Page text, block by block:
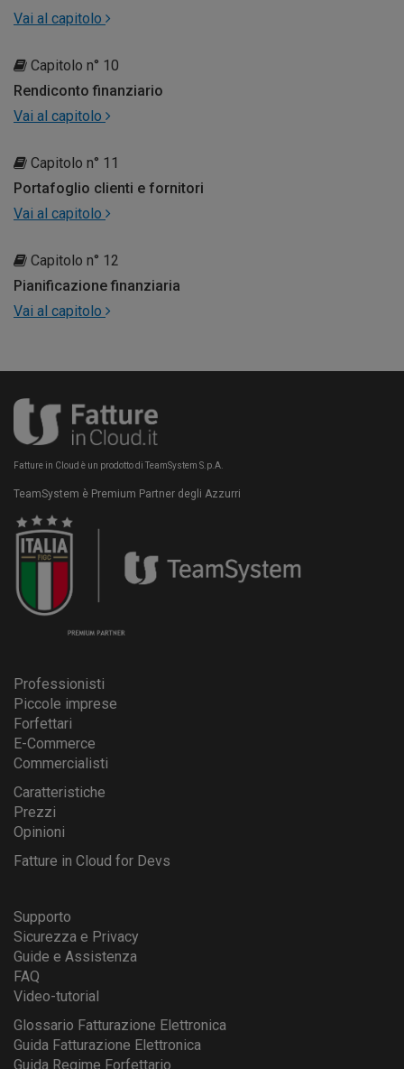
Vai al capitolo
Capitolo n° 10
Rendiconto finanziario
Vai al capitolo
Capitolo n° 11
Portafoglio clienti e fornitori
Vai al capitolo
Capitolo n° 12
Pianificazione finanziaria
Vai al capitolo
Fatture in Cloud è un prodotto di TeamSystem S.p.A.
TeamSystem è Premium Partner degli Azzurri
Professionisti
Piccole imprese
Forfettari
E-Commerce
Commercialisti
Caratteristiche
Prezzi
Opinioni
Fatture in Cloud for Devs
Supporto
Sicurezza e Privacy
Guide e Assistenza
FAQ
Video-tutorial
Glossario Fatturazione Elettronica
Guida Fatturazione Elettronica
Guida Regime Forfettario